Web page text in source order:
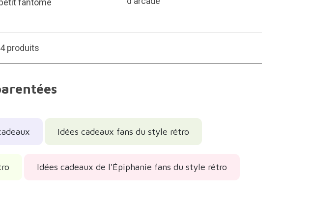
fantôme
produits
Idées cadeaux fans du style rétro
Idées cadeaux de l'Épiphanie fans du style rétro